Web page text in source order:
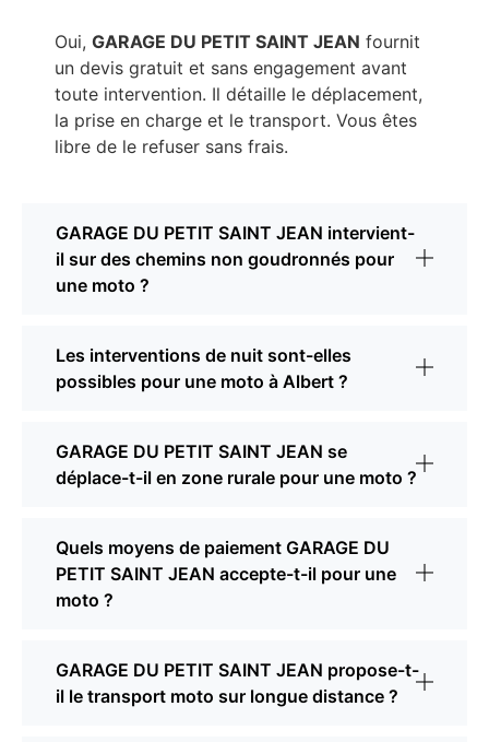
Oui, GARAGE DU PETIT SAINT JEAN fournit
un devis gratuit et sans engagement avant
toute intervention. Il détaille le déplacement,
la prise en charge et le transport. Vous êtes
libre de le refuser sans frais.
GARAGE DU PETIT SAINT JEAN intervient-
il sur des chemins non goudronnés pour
une moto ?
Les interventions de nuit sont-elles
possibles pour une moto à Albert ?
GARAGE DU PETIT SAINT JEAN se
déplace-t-il en zone rurale pour une moto ?
Quels moyens de paiement GARAGE DU
PETIT SAINT JEAN accepte-t-il pour une
moto ?
GARAGE DU PETIT SAINT JEAN propose-t-
il le transport moto sur longue distance ?